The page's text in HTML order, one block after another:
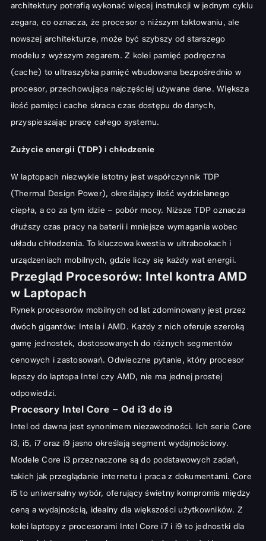
architektury potrafią wykonać więcej instrukcji w jednym cyklu
zegara, co oznacza, że procesor o niższym taktowaniu, ale
nowszej architekturze, może być szybszy od starszego
modelu z wyższym zegarem. Z kolei pamięć podręczna
(cache) to ultraszybka pamięć wbudowana bezpośrednio w
procesor, przechowująca najczęściej używane dane. Większa
ilość pamięci cache skraca czas dostępu do danych,
przyspieszając pracę całego systemu.
Zużycie energii (TDP) i chłodzenie
W laptopach niezwykle istotny jest współczynnik TDP
(Thermal Design Power), określający ilość wydzielanego
ciepła, a co za tym idzie – pobór mocy. Niższe TDP oznacza
dłuższy czas pracy na baterii i mniejsze wymagania wobec
układu chłodzenia. To kluczowa kwestia w ultrabookach i
urządzeniach mobilnych, gdzie liczy się każdy wat energii.
Przegląd Procesorów: Intel kontra AMD
w Laptopach
Rynek procesorów mobilnych od lat zdominowany jest przez
dwóch gigantów: Intela i AMD. Każdy z nich oferuje szeroką
gamę jednostek, dostosowanych do różnych segmentów
cenowych i zastosowań. Odwieczne pytanie, który procesor
lepszy do laptopa Intel czy AMD, nie ma jednej prostej
odpowiedzi.
Procesory Intel Core – Od i3 do i9
Intel od dawna jest synonimem niezawodności. Ich serie Core
i3, i5, i7 oraz i9 jasno określają segment wydajnościowy.
Modele Core i3 przeznaczone są do podstawowych zadań,
takich jak przeglądanie internetu i praca z dokumentami. Core
i5 to uniwersalny wybór, oferujący świetny kompromis między
ceną a wydajnością, idealny dla większości użytkowników. Z
kolei laptopy z procesorami Intel Core i7i i9 to jednostki dla